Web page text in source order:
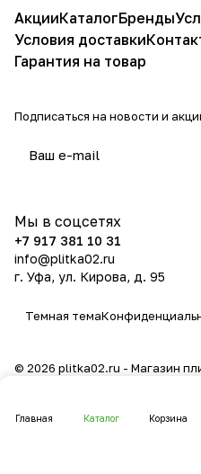
Главная Каталог Корзина
АкцииКаталогБренды
Условия доставки
Гарантия на товар
Подписаться на новости и
Мы в соцсетях
+7 917 381 10 31
info@plitka02.ru
г. Уфа, ул. Кирова, д. 95
Темная тема
© 2026 plitka02.ru - Магазин